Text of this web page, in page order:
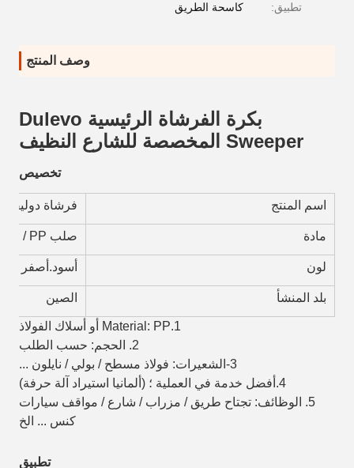
تطبيق: كاسحة الطريق
وصف المنتج
بكرة الفرشاة الرئيسية Dulevo
Sweeper المخصصة للشارع النظيف
تخصيص
اسم المنتج فرشاة دوليفو
مادة صلب PP / PP + أسلاك فولاذية أو حسب الطلب
لون أسود.أصفر ،
بلد المنشأ الصين
1.Material: PP أو أسلاك الفولاذ
2. الحجم: حسب الطلب
3-الشعيرات: فولاذ مسطح / بولي / نايلون ...
4.أفضل خدمة في العملية ؛ (ألمانيا استيراد آلة حرفة)
5.
الوظائف: تجتاح طريق / مزراب / شارع / مواقف سيارات
كنس ... الخ
تطبيق